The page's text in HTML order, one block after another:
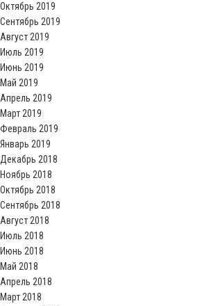
Октябрь 2019
Сентябрь 2019
Август 2019
Июль 2019
Июнь 2019
Май 2019
Апрель 2019
Март 2019
Февраль 2019
Январь 2019
Декабрь 2018
Ноябрь 2018
Октябрь 2018
Сентябрь 2018
Август 2018
Июль 2018
Июнь 2018
Май 2018
Апрель 2018
Март 2018